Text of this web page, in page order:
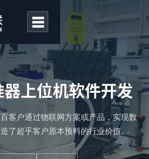
☰
上位机软件开发
客户通过物联网方案或产品，实现数
了超乎客户原本预料的行业价值。